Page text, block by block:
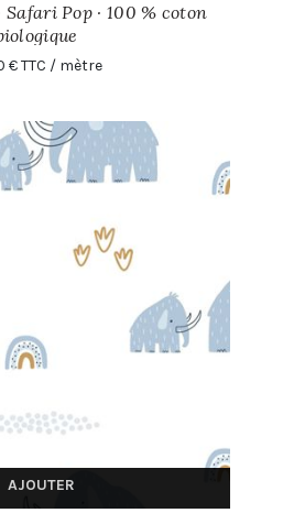
Safari Pop · 100 % coton
€ TTC / mètre
AJOUTER